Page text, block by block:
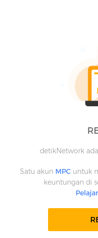
detikNetwork
Satu akun MPC untuk
keuntungan di